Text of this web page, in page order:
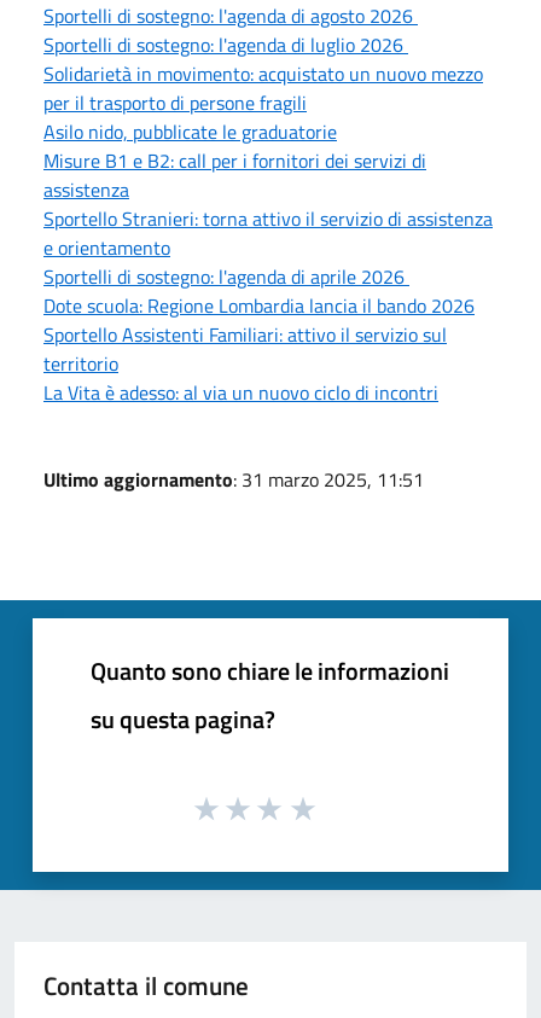
Sportelli di sostegno: l'agenda di agosto 2026
Sportelli di sostegno: l'agenda di luglio 2026
Solidarietà in movimento: acquistato un nuovo mezzo
per il trasporto di persone fragili
Asilo nido, pubblicate le graduatorie
Misure B1 e B2: call per i fornitori dei servizi di
assistenza
Sportello Stranieri: torna attivo il servizio di assistenza
e orientamento
Sportelli di sostegno: l'agenda di aprile 2026
Dote scuola: Regione Lombardia lancia il bando 2026
Sportello Assistenti Familiari: attivo il servizio sul
territorio
La Vita è adesso: al via un nuovo ciclo di incontri
Ultimo aggiornamento: 31 marzo 2025, 11:51
Quanto sono chiare le informazioni
su questa pagina?
Contatta il comune